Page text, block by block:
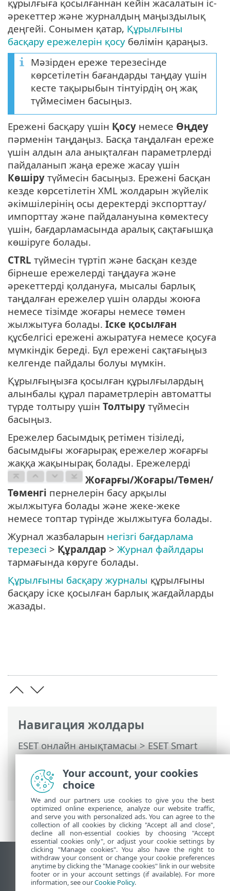
Навигация жолдары
ESET онлайн анықтамасы>ESET Smart
Security Premium>Кеңейтілген орнату
Қорғаныстар >Құрылғыны басқару>
Құрылғы басқару ережелерін өңдеуші
құрылғыға қосылғаннан кейін жасалатын іс-
әрекеттер және журналдың маңыздылық
деңгейі. Сонымен қатар, Құрылғыны
басқару ережелерін қосу бөлімін қараңыз.
Мәзірден ереже терезесінде
көрсетілетін бағандарды таңдау үшін
кесте тақырыбын тінтуірдің оң жақ
түймесімен басыңыз.
Ережені басқару үшін Қосу немесе Өңдеу
пәрменін таңдаңыз. Басқа таңдалған ереже
үшін алдын ала анықталған параметрлерді
пайдаланып жаңа ереже жасау үшін
Көшіру түймесін басыңыз. Ережені басқан
кезде көрсетілетін XML жолдарын жүйелік
әкімшілерінің осы деректерді экспорттау/
импорттау және пайдалануына көмектесу
үшін, бағдарламасында аралық сақтағышқа
көшіруге болады.
CTRL түймесін түртіп және басқан кезде
бірнеше ережелерді таңдауға және
әрекеттерді қолдануға, мысалы барлық
таңдалған ережелер үшін оларды жоюға
немесе тізімде жоғары немесе төмен
жылжытуға болады. Іске қосылған
құсбелгісі ережені ажыратуға немесе қосуға
мүмкіндік береді. Бұл ережені сақтағыңыз
келгенде пайдалы болуы мүмкін.
Құрылғыңызға қосылған құрылғылардың
алынбалы құрал параметрлерін автоматты
түрде толтыру үшін Толтыру түймесін
басыңыз.
Ережелер басымдық ретімен тізіледі,
басымдығы жоғарырақ ережелер жоғарғы
жаққа жақынырақ болады. Ережелерді
Жоғарғы/Жоғары/Төмен/
Төменгі пернелерін басу арқылы
жылжытуға болады және жеке-жеке
немесе топтар түрінде жылжытуға болады.
Журнал жазбаларын негізгі бағдарлама
терезесі > Құралдар > Журнал файлдары
тармағында көруге болады.
Құрылғыны басқару журналы құрылғыны
басқару іске қосылған барлық жағдайларды
жазады.
Жұмыс үстеліндегі сайтты қарау
End of Life
Your account, your cookies
choice
We and our partners use cookies to give you the best
optimized online experience, analyze our website traffic,
and serve you with personalized ads. You can agree to the
collection of all cookies by clicking "Accept all and close",
decline all non-essential cookies by choosing "Accept
essential cookies only", or adjust your cookie settings by
clicking "Manage cookies". You also have the right to
withdraw your consent or change your cookie preferences
anytime by clicking the "Manage cookies" link in our website
footer or in your account settings (if available). For more
information, see ourCookie Policy.